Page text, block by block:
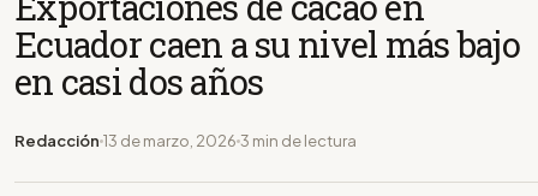
Ecuador caen a su nivel más bajo
en casi dos años
Redacción 13 de marzo, 2026 3 min de lectura